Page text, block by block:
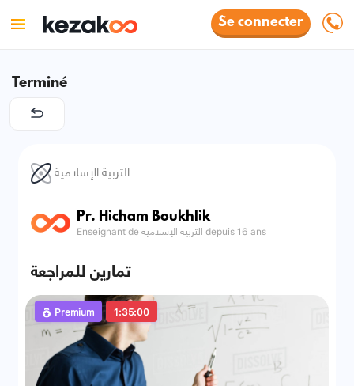
Se connecter
Terminé
التربية الإسلامية
Pr. Hicham Boukhlik
Enseignant de التربية الإسلامية depuis 16 ans
تمارين للمراجعة
Premium 1:35:00